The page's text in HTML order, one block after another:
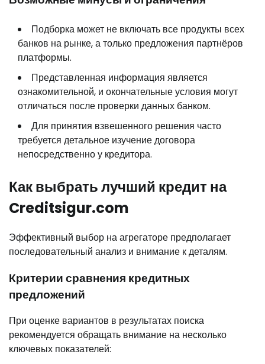
Подборка может не включать все продукты всех
банков на рынке, а только предложения партнёров
платформы.
Представленная информация является
ознакомительной, и окончательные условия могут
отличаться после проверки данных банком.
Для принятия взвешенного решения часто
требуется детальное изучение договора
непосредственно у кредитора.
Как выбрать лучший кредит на
Creditsigur.com
Эффективный выбор на агрегаторе предполагает
последовательный анализ и внимание к деталям.
Критерии сравнения кредитных
предложений
При оценке вариантов в результатах поиска
рекомендуется обращать внимание на несколько
ключевых показателей: